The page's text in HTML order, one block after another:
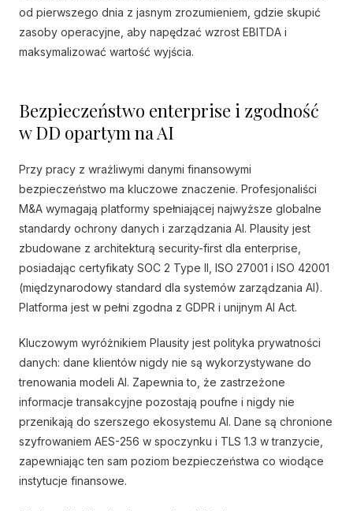
od pierwszego dnia z jasnym zrozumieniem, gdzie skupić
zasoby operacyjne, aby napędzać wzrost EBITDA i
maksymalizować wartość wyjścia.
Bezpieczeństwo enterprise i zgodność
w DD opartym na AI
Przy pracy z wrażliwymi danymi finansowymi
bezpieczeństwo ma kluczowe znaczenie. Profesjonaliści
M&A wymagają platformy spełniającej najwyższe globalne
standardy ochrony danych i zarządzania AI. Plausity jest
zbudowane z architekturą security-first dla enterprise,
posiadając certyfikaty SOC 2 Type II, ISO 27001 i ISO 42001
(międzynarodowy standard dla systemów zarządzania AI).
Platforma jest w pełni zgodna z GDPR i unijnym AI Act.
Kluczowym wyróżnikiem Plausity jest polityka prywatności
danych: dane klientów nigdy nie są wykorzystywane do
trenowania modeli AI. Zapewnia to, że zastrzeżone
informacje transakcyjne pozostają poufne i nigdy nie
przenikają do szerszego ekosystemu AI. Dane są chronione
szyfrowaniem AES-256 w spoczynku i TLS 1.3 w tranzycie,
zapewniając ten sam poziom bezpieczeństwa co wiodące
instytucje finansowe.